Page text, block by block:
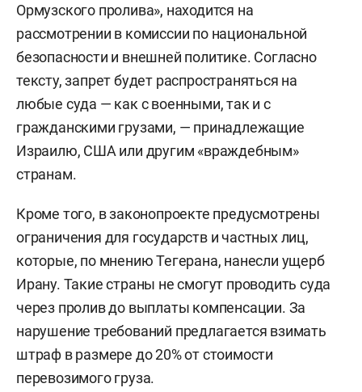
Ормузского пролива», находится на
рассмотрении в комиссии по национальной
безопасности и внешней политике. Согласно
тексту, запрет будет распространяться на
любые суда — как с военными, так и с
гражданскими грузами, — принадлежащие
Израилю, США или другим «враждебным»
странам.
Кроме того, в законопроекте предусмотрены
ограничения для государств и частных лиц,
которые, по мнению Тегерана, нанесли ущерб
Ирану. Такие страны не смогут проводить суда
через пролив до выплаты компенсации. За
нарушение требований предлагается взимать
штраф в размере до 20% от стоимости
перевозимого груза.